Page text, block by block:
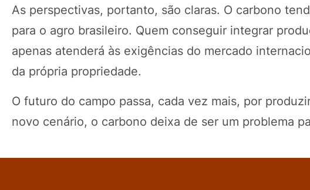
As perspectivas, portanto, são claras. O carbono
para o agro brasileiro. Quem conseguir integrar
apenas atenderá às exigências do mercado
da própria propriedade.
O futuro do campo passa, cada vez mais, por
novo cenário, o carbono deixa de ser um problema